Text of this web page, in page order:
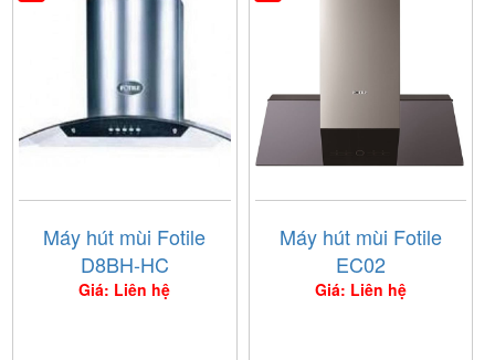
Máy hút mùi Fotile
D8BH-HC
Giá: Liên hệ
Máy hút mùi Fotile
EC02
Giá: Liên hệ